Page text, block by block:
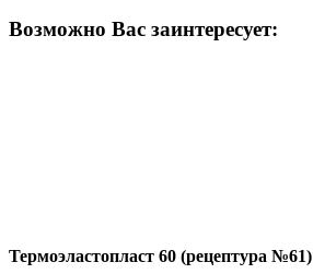
Возможно Вас заинтересует:
Термоэластопласт 60 (рецептура №61)